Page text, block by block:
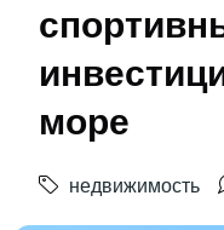
море
недвижимость